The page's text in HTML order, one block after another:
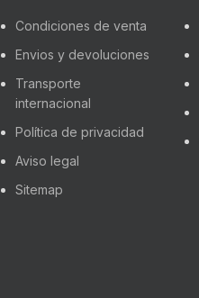
Condiciones de venta
Envios y devoluciones
Transporte
internacional
Política de privacidad
Aviso legal
Sitemap